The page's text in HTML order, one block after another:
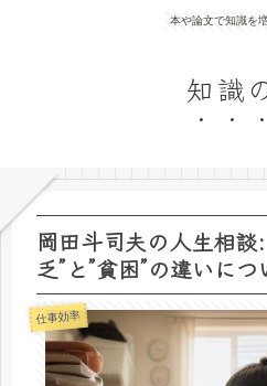
本や論文で知識を
知識
岡田斗司夫の人生相談
乏”と”貧困”の違いにつ
仕事効率